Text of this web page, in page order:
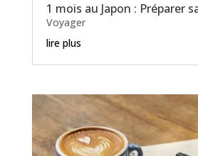
1 mois au Japon : Préparer
Voyager
lire plus